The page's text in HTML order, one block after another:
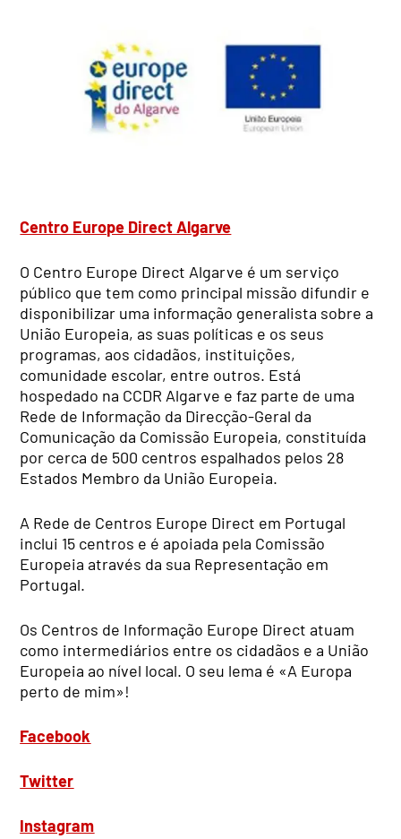
Centro Europe Direct Algarve
O Centro Europe Direct Algarve é um serviço
público que tem como principal missão difundir e
disponibilizar uma informação generalista sobre a
União Europeia, as suas políticas e os seus
programas, aos cidadãos, instituições,
comunidade escolar, entre outros. Está
hospedado na CCDR Algarve e faz parte de uma
Rede de Informação da Direcção-Geral da
Comunicação da Comissão Europeia, constituída
por cerca de 500 centros espalhados pelos 28
Estados Membro da União Europeia.
A Rede de Centros Europe Direct em Portugal
inclui 15 centros e é apoiada pela Comissão
Europeia através da sua Representação em
Portugal.
Os Centros de Informação Europe Direct atuam
como intermediários entre os cidadãos e a União
Europeia ao nível local. O seu lema é «A Europa
perto de mim»!
Facebook
Twitter
Instagram